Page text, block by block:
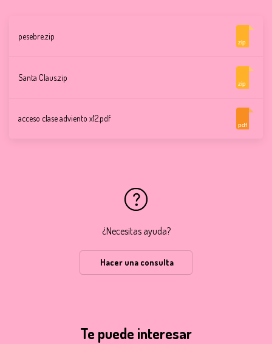
pesebre.zip
zip
Santa Claus.zip
zip
acceso clase adviento x12.pdf
pdf
¿Necesitas ayuda?
Hacer una consulta
Te puede interesar